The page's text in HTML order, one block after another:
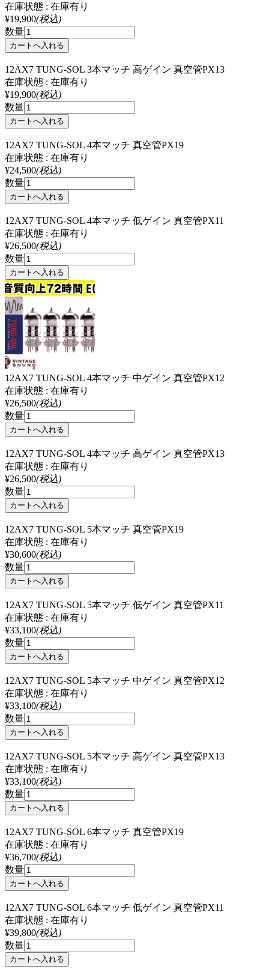
在庫状態 : 在庫有り
¥19,900(税込)
数量
12AX7 TUNG-SOL 3本マッチ 高ゲイン 真空管PX13
在庫状態 : 在庫有り
¥19,900(税込)
数量
12AX7 TUNG-SOL 4本マッチ 真空管PX19
在庫状態 : 在庫有り
¥24,500(税込)
数量
12AX7 TUNG-SOL 4本マッチ 低ゲイン 真空管PX11
在庫状態 : 在庫有り
¥26,500(税込)
数量
12AX7 TUNG-SOL 4本マッチ 中ゲイン 真空管PX12
在庫状態 : 在庫有り
¥26,500(税込)
数量
12AX7 TUNG-SOL 4本マッチ 高ゲイン 真空管PX13
在庫状態 : 在庫有り
¥26,500(税込)
数量
12AX7 TUNG-SOL 5本マッチ 真空管PX19
在庫状態 : 在庫有り
¥30,600(税込)
数量
12AX7 TUNG-SOL 5本マッチ 低ゲイン 真空管PX11
在庫状態 : 在庫有り
¥33,100(税込)
数量
12AX7 TUNG-SOL 5本マッチ 中ゲイン 真空管PX12
在庫状態 : 在庫有り
¥33,100(税込)
数量
12AX7 TUNG-SOL 5本マッチ 高ゲイン 真空管PX13
在庫状態 : 在庫有り
¥33,100(税込)
数量
12AX7 TUNG-SOL 6本マッチ 真空管PX19
在庫状態 : 在庫有り
¥36,700(税込)
数量
12AX7 TUNG-SOL 6本マッチ 低ゲイン 真空管PX11
在庫状態 : 在庫有り
¥39,800(税込)
数量